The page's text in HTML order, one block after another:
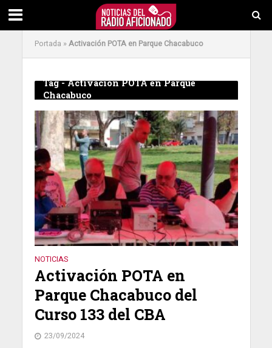
Portada »Activación POTA en Parque Chacabuco
Tag - Activación POTA en Parque
Chacabuco
NOTICIAS
Activación POTA en
Parque Chacabuco del
Curso 133 del CBA
23/09/2024